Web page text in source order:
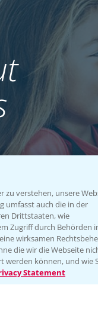
zu 4 Produkte
zu verstehen, unsere
umfasst auch die in der
Drittstaaten, wie
Zugriff durch Behörden
wirksamen
die wir die Webseite
werden können, und wie
Statement